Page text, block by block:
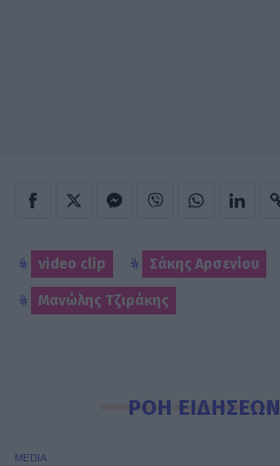
video clip Σάκης Αρσενίου
Μανώλης Τζιράκης
ΡΟΗ ΕΙΔΗΣΕΩΝ
MEDIA